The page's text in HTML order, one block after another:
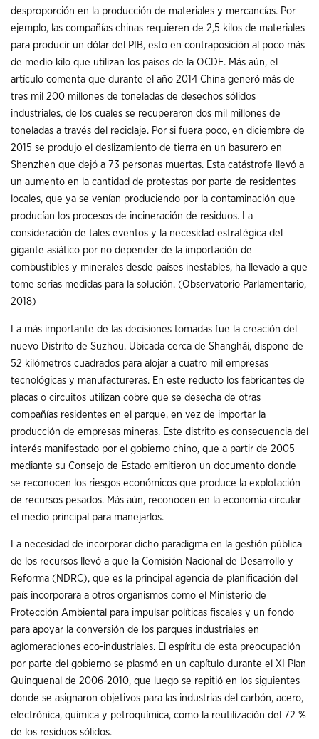
desproporción en la producción de materiales y mercancías. Por
ejemplo, las compañías chinas requieren de 2,5 kilos de materiales
para producir un dólar del PIB, esto en contraposición al poco más
de medio kilo que utilizan los países de la OCDE. Más aún, el
artículo comenta que durante el año 2014 China generó más de
tres mil 200 millones de toneladas de desechos sólidos
industriales, de los cuales se recuperaron dos mil millones de
toneladas a través del reciclaje. Por si fuera poco, en diciembre de
2015 se produjo el deslizamiento de tierra en un basurero en
Shenzhen que dejó a 73 personas muertas. Esta catástrofe llevó a
un aumento en la cantidad de protestas por parte de residentes
locales, que ya se venían produciendo por la contaminación que
producían los procesos de incineración de residuos. La
consideración de tales eventos y la necesidad estratégica del
gigante asiático por no depender de la importación de
combustibles y minerales desde países inestables, ha llevado a que
tome serias medidas para la solución. (Observatorio Parlamentario,
2018)
La más importante de las decisiones tomadas fue la creación del
nuevo Distrito de Suzhou. Ubicada cerca de Shanghái, dispone de
52 kilómetros cuadrados para alojar a cuatro mil empresas
tecnológicas y manufactureras. En este reducto los fabricantes de
placas o circuitos utilizan cobre que se desecha de otras
compañías residentes en el parque, en vez de importar la
producción de empresas mineras. Este distrito es consecuencia del
interés manifestado por el gobierno chino, que a partir de 2005
mediante su Consejo de Estado emitieron un documento donde
se reconocen los riesgos económicos que produce la explotación
de recursos pesados. Más aún, reconocen en la economía circular
el medio principal para manejarlos.
La necesidad de incorporar dicho paradigma en la gestión pública
de los recursos llevó a que la Comisión Nacional de Desarrollo y
Reforma (NDRC), que es la principal agencia de planificación del
país incorporara a otros organismos como el Ministerio de
Protección Ambiental para impulsar políticas fiscales y un fondo
para apoyar la conversión de los parques industriales en
aglomeraciones eco-industriales. El espíritu de esta preocupación
por parte del gobierno se plasmó en un capítulo durante el XI Plan
Quinquenal de 2006-2010, que luego se repitió en los siguientes
donde se asignaron objetivos para las industrias del carbón, acero,
electrónica, química y petroquímica, como la reutilización del 72 %
de los residuos sólidos.